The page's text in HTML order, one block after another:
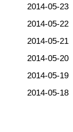
2014-05-23
2014-05-22
2014-05-21
2014-05-20
2014-05-19
2014-05-18